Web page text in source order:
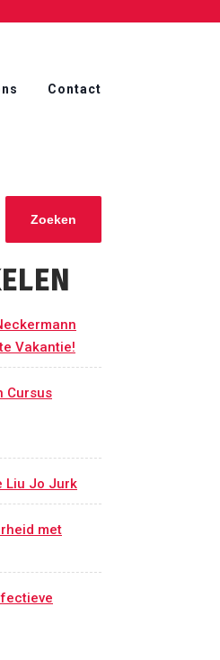
Contact
Zoeken
Vakantie!
Cursus
Liu Jo Jurk
met